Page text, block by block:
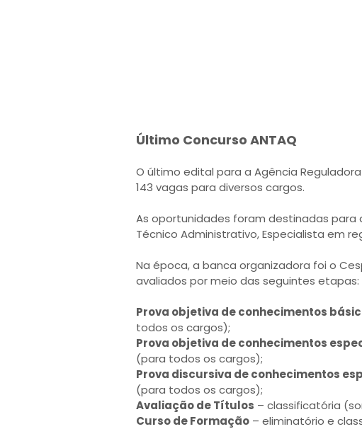
Último Concurso ANTAQ
O último edital para a Agência
143 vagas para diversos cargos.
As oportunidades foram destinadas para
Técnico Administrativo, Especialista em
Na época, a banca organizadora foi o
avaliados por meio das seguintes etapas:
Prova objetiva de conhecimentos
todos os cargos);
Prova objetiva de conhecimentos
(para todos os cargos);
Prova discursiva de conhecimentos
(para todos os cargos);
Avaliação de Títulos – classificatória
Curso de Formação – eliminatório e